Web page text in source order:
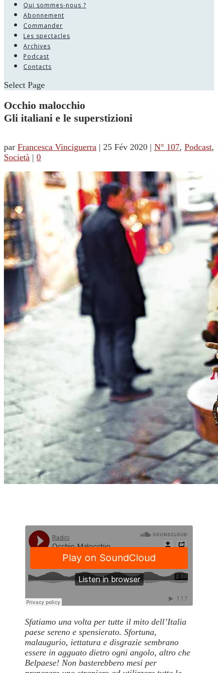
Qui sommes-nous ?
Abonnement
Commander
Les spectacles
Archives
Podcast
Contacts
Select Page
Occhio malocchio
Gli italiani e le superstizioni
par Francesca Vinciguerra | 25 Fév 2020 | N° 107, Podcast,
Società | 0
Sfatiamo una volta per tutte il mito dell’Italia
paese sereno e spensierato. Sfortuna,
malaugurio, iettatura e disgrazie sembrano
essere in agguato dietro ogni angolo, altro che
Belpaese! Non basterebbero mesi per